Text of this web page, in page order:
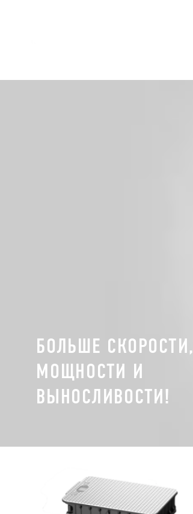
БОЛЬШЕ СКОРОСТИ,
МОЩНОСТИ И
ВЫНОСЛИВОСТИ!